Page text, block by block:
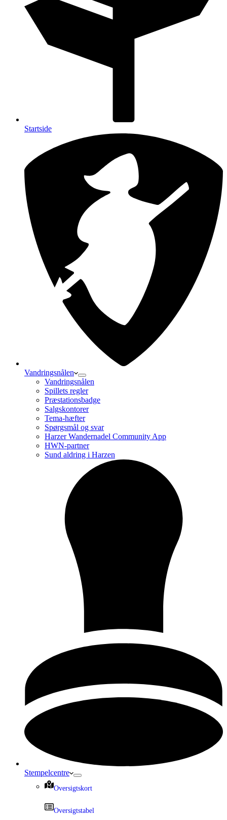
Startside
Vandringsnålen
Vandringsnålen
Spillets regler
Præstationsbadge
Salgskontorer
Tema-hæfter
Spørgsmål og svar
Harzer Wandernadel Community App
HWN-partner
Sund aldring i Harzen
Stempelcentre
Oversigtskort
Oversigtstabel